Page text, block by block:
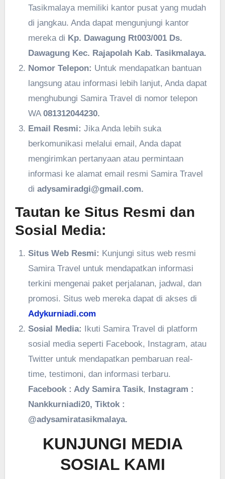
Tasikmalaya memiliki kantor pusat yang mudah
di jangkau. Anda dapat mengunjungi kantor
mereka di Kp. Dawagung Rt003/001 Ds.
Dawagung Kec. Rajapolah Kab. Tasikmalaya.
Nomor Telepon: Untuk mendapatkan bantuan
langsung atau informasi lebih lanjut, Anda dapat
menghubungi Samira Travel di nomor telepon
WA 081312044230.
Email Resmi: Jika Anda lebih suka
berkomunikasi melalui email, Anda dapat
mengirimkan pertanyaan atau permintaan
informasi ke alamat email resmi Samira Travel
di adysamiradgi@gmail.com.
Tautan ke Situs Resmi dan
Sosial Media:
Situs Web Resmi: Kunjungi situs web resmi
Samira Travel untuk mendapatkan informasi
terkini mengenai paket perjalanan, jadwal, dan
promosi. Situs web mereka dapat di akses di
Adykurniadi.com
Sosial Media: Ikuti Samira Travel di platform
sosial media seperti Facebook, Instagram, atau
Twitter untuk mendapatkan pembaruan real-
time, testimoni, dan informasi terbaru.
Facebook : Ady Samira Tasik,
Instagram :
Nankkurniadi20, Tiktok :
@adysamiratasikmalaya.
KUNJUNGI MEDIA
SOSIAL KAMI